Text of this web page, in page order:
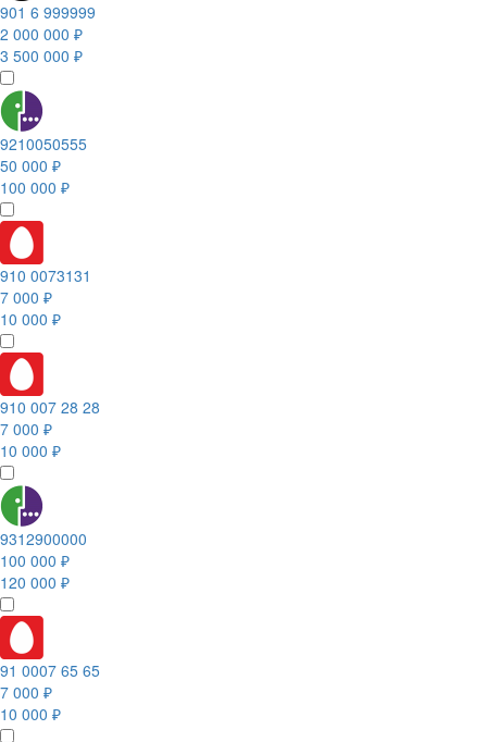
901 6 999999
2 000 000 ₽
3 500 000 ₽
9210050555
50 000 ₽
100 000 ₽
910 0073131
7 000 ₽
10 000 ₽
910 007 28 28
7 000 ₽
10 000 ₽
9312900000
100 000 ₽
120 000 ₽
91 0007 65 65
7 000 ₽
10 000 ₽